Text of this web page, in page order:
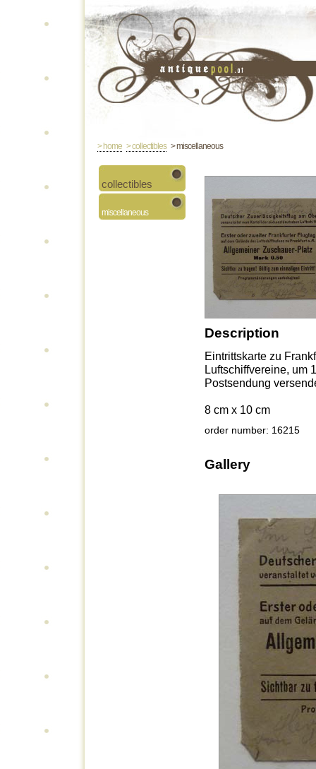
> home > collectibles> miscellaneous
collectibles
miscellaneous
Description
Eintrittskarte zu
Luftschiffvereine, um
Postsendung
8 cm x 10 cm
order number: 16215
Gallery